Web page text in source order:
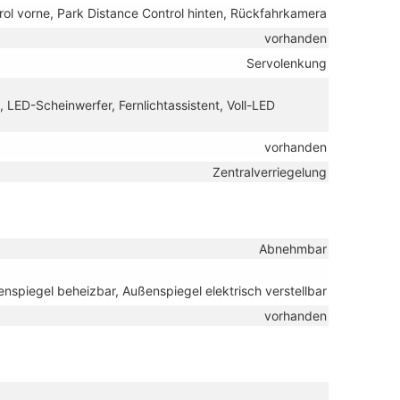
vorne, Park Distance Control hinten, Rückfahrkamera
vorhanden
Servolenkung
Scheinwerfer, Fernlichtassistent, Voll-LED
vorhanden
Zentralverriegelung
Abnehmbar
beheizbar, Außenspiegel elektrisch verstellbar
vorhanden